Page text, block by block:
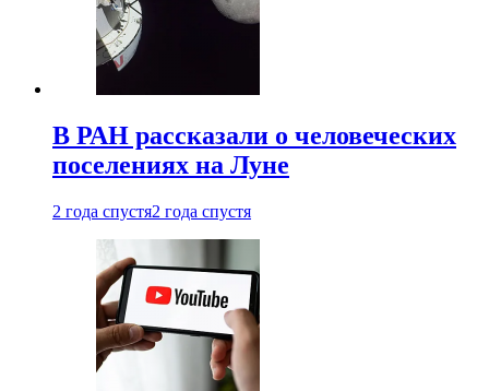
В РАН рассказали о человеческих
поселениях на Луне
2 года спустя2 года спустя